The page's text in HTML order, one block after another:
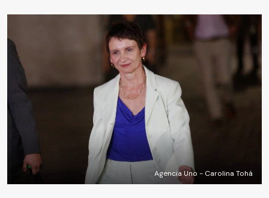
Agencia Uno - Carolina Tohá